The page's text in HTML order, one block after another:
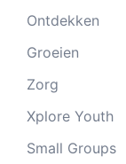
Ontdekken
Groeien
Zorg
Xplore Youth
Small Groups